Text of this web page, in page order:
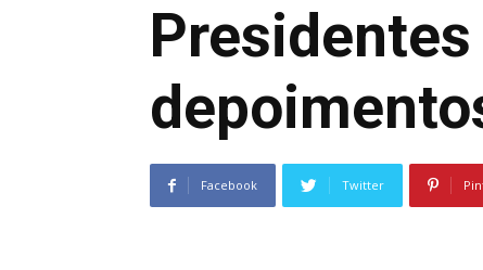
Facebook Twitter